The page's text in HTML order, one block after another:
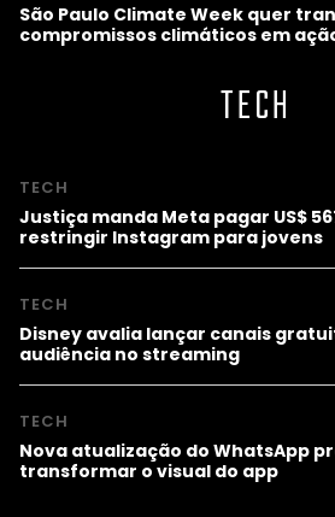
São Paulo Climate Week quer
compromissos climáticos em
TECH
TECH
Justiça manda Meta pagar US$
restringir Instagram para jovens
TECH
Disney avalia lançar canais
audiência no streaming
TECH
Nova atualização do WhatsApp
transformar o visual do app